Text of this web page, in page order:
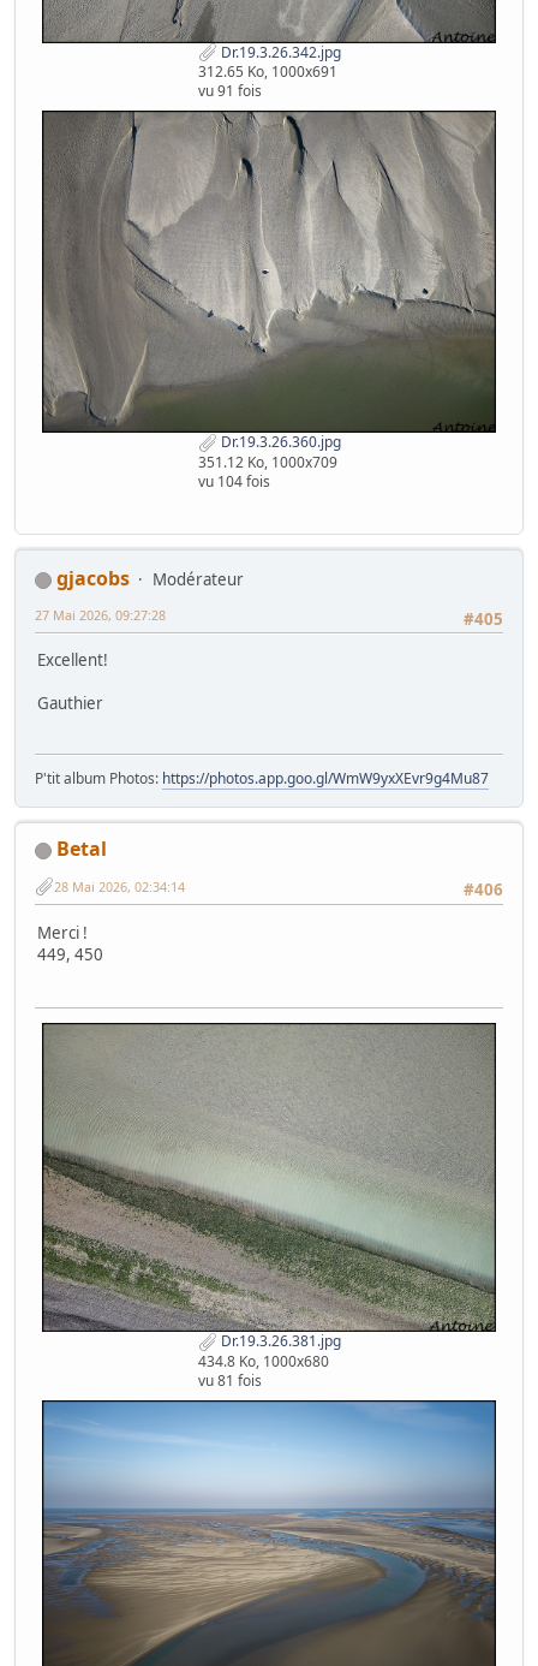
Dr.19.3.26.342.jpg
312.65 Ko, 1000x691
vu 91 fois
Dr.19.3.26.360.jpg
351.12 Ko, 1000x709
vu 104 fois
gjacobs
Modérateur
#405
27 Mai 2026, 09:27:28
Excellent!
Gauthier
P'tit album Photos: https://photos.app.goo.gl/WmW9yxXEvr9g4Mu87
Betal
#406
28 Mai 2026, 02:34:14
Merci !
449, 450
Dr.19.3.26.381.jpg
434.8 Ko, 1000x680
vu 81 fois